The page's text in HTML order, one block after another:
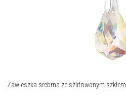
Zawieszka srebrna ze szlifowanym szkłem